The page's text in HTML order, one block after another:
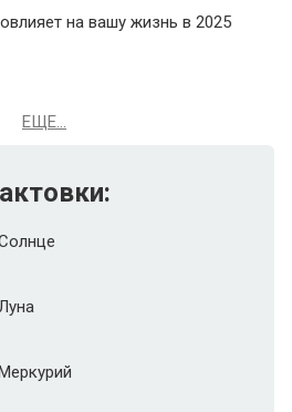
на вашу жизнь в 2025
ЕЩЕ...